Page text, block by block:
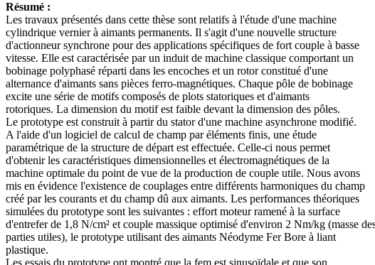
Résumé :
Les travaux présentés dans cette thèse sont relatifs à l'étude d'une machine
cylindrique vernier à aimants permanents. Il s'agit d'une nouvelle structure
d'actionneur synchrone pour des applications spécifiques de fort couple à basse
vitesse. Elle est caractérisée par un induit de machine classique comportant un
bobinage polyphasé réparti dans les encoches et un rotor constitué d'une
alternance d'aimants sans pièces ferro-magnétiques. Chaque pôle de bobinage
excite une série de motifs composés de plots statoriques et d'aimants
rotoriques. La dimension du motif est faible devant la dimension des pôles.
Le prototype est construit à partir du stator d'une machine asynchrone modifié.
A l'aide d'un logiciel de calcul de champ par éléments finis, une étude
paramétrique de la structure de départ est effectuée. Celle-ci nous permet
d'obtenir les caractéristiques dimensionnelles et électromagnétiques de la
machine optimale du point de vue de la production de couple utile. Nous avons
mis en évidence l'existence de couplages entre différents harmoniques du champ
créé par les courants et du champ dû aux aimants. Les performances théoriques
simulées du prototype sont les suivantes : effort moteur ramené à la surface
d'entrefer de 1,8 N/cm² et couple massique optimisé d'environ 2 Nm/kg (masse
parties utiles), le prototype utilisant des aimants Néodyme Fer Bore à liant
plastique.
Les essais du prototype ont montré que la fem est sinusoïdale et que son